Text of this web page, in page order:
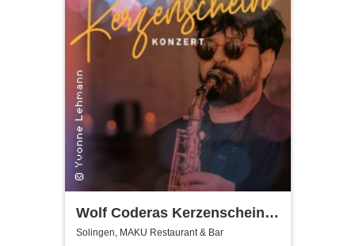
Wolf Coderas Kerzenschein
Konzert
Solingen, MAKU Restaurant & Bar